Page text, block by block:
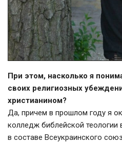
При этом, насколько я
своих религиозных
христианином?
Да, причем в прошлом году я
колледж библейской теологии
в составе Всеукраинского